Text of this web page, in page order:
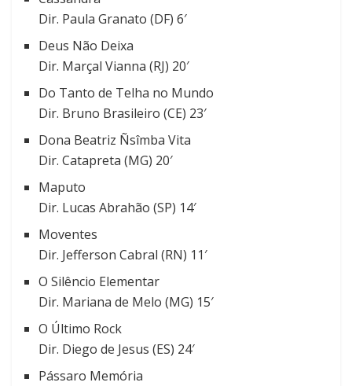
Dir. Paula Granato (DF) 6′
Deus Não Deixa
Dir. Marçal Vianna (RJ) 20′
Do Tanto de Telha no Mundo
Dir. Bruno Brasileiro (CE) 23′
Dona Beatriz Ñsîmba Vita
Dir. Catapreta (MG) 20′
Maputo
Dir. Lucas Abrahão (SP) 14′
Moventes
Dir. Jefferson Cabral (RN) 11′
O Silêncio Elementar
Dir. Mariana de Melo (MG) 15′
O Último Rock
Dir. Diego de Jesus (ES) 24′
Pássaro Memória